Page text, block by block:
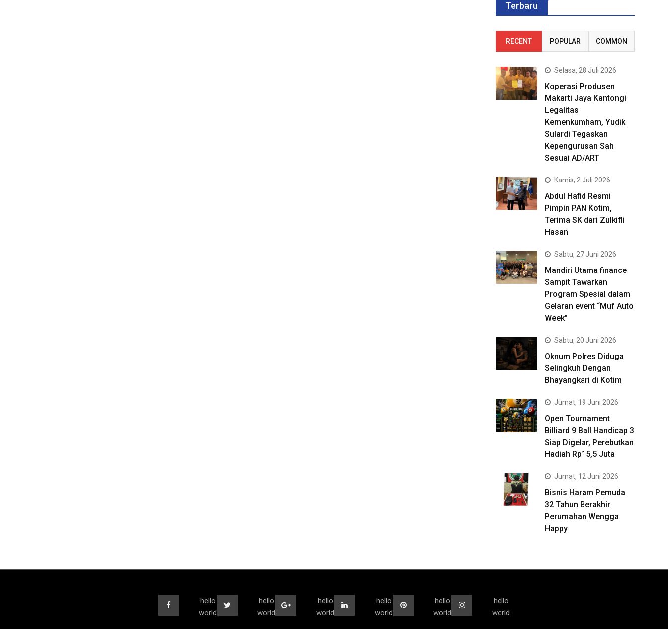
Terbaru
RECENT POPULAR COMMON
Selasa, 28 Juli 2026
Koperasi Produsen
Makarti Jaya Kantongi
Legalitas
Kemenkumham, Yudik
Sulardi Tegaskan
Kepengurusan Sah
Sesuai AD/ART
Kamis, 2 Juli 2026
Abdul Hafid Resmi
Pimpin PAN Kotim,
Terima SK dari Zulkifli
Hasan
Sabtu, 27 Juni 2026
Mandiri Utama finance
Sampit Tawarkan
Program Spesial dalam
Gelaran event “Muf Auto
Week”
Sabtu, 20 Juni 2026
Oknum Polres Diduga
Selingkuh Dengan
Bhayangkari di Kotim
Jumat, 19 Juni 2026
Open Tournament
Billiard 9 Ball Handicap 3
Siap Digelar, Perebutkan
Hadiah Rp15,5 Juta
Jumat, 12 Juni 2026
Bisnis Haram Pemuda
32 Tahun Berakhir
Perumahan Wengga
Happy
hello
world
hello
world
hello
world
hello
world
hello
world
hello
world